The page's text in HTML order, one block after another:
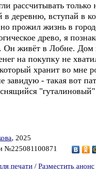
рассчитывать
деревню, вступай в
прожил жизнь в
древо, я
Он живёт в Лобне. Дом
на покупку не
хранит во мне
завидую - такая вот
, 2025
№225081100871
печати / Разместить анонс